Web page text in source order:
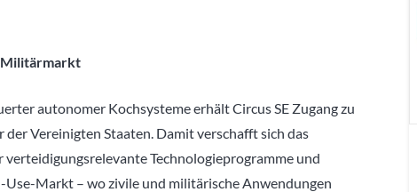
Militärmarkt
autonomer Kochsysteme erhält Circus SE Zugang zu
Vereinigten Staaten. Damit verschafft sich das
Technologieprogramme und
Markt – wo zivile und militärische Anwendungen